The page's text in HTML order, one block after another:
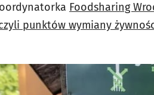
Foodsharing
punktów wymiany